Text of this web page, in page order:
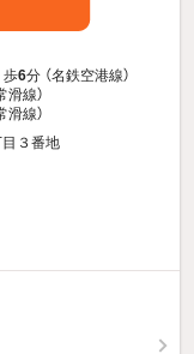
歩6分 （名鉄空港線）
滑線）
滑線）
３番地